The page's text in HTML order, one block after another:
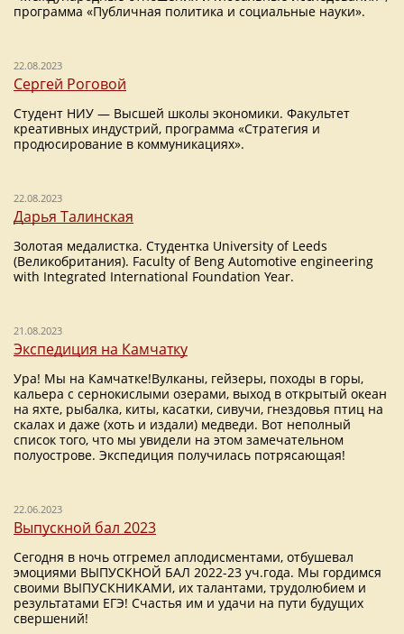
программа «Публичная политика и социальные науки».
22.08.2023
Сергей Роговой
Студент НИУ — Высшей школы экономики. Факультет
креативных индустрий, программа «Стратегия и
продюсирование в коммуникациях».
22.08.2023
Дарья Талинская
Золотая медалистка. Студентка University of Leeds
(Великобритания). Faculty of Beng Automotive engineering
with Integrated International Foundation Year.
21.08.2023
Экспедиция на Камчатку
Ура! Мы на Камчатке!Вулканы, гейзеры, походы в горы,
кальера с сернокислыми озерами, выход в открытый океан
на яхте, рыбалка, киты, касатки, сивучи, гнездовья птиц на
скалах и даже (хоть и издали) медведи. Вот неполный
список того, что мы увидели на этом замечательном
полуострове. Экспедиция получилась потрясающая!
22.06.2023
Выпускной бал 2023
Сегодня в ночь отгремел аплодисментами, отбушевал
эмоциями ВЫПУСКНОЙ БАЛ 2022-23 уч.года. Мы гордимся
своими ВЫПУСКНИКАМИ, их талантами, трудолюбием и
результатами ЕГЭ! Счастья им и удачи на пути будущих
свершений!